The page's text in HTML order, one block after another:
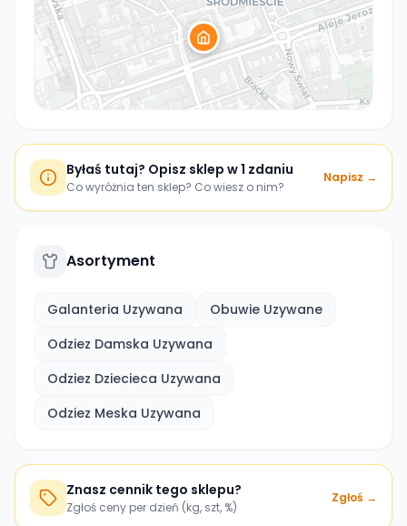
Byłaś tutaj? Opisz sklep w 1 zdaniu
Co wyróżnia ten sklep? Co wiesz o nim?
Napisz →
Asortyment
Galanteria Uzywana
Obuwie Uzywane
Odziez Damska Uzywana
Odziez Dziecieca Uzywana
Odziez Meska Uzywana
Znasz cennik tego sklepu?
Zgłoś ceny per dzień (kg, szt, %)
Zgłoś →